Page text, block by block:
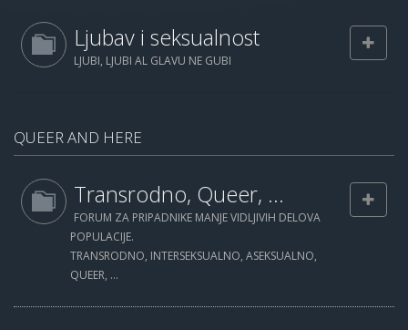
Ljubav i seksualnost
LJUBI, LJUBI AL GLAVU NE GUBI
QUEER AND HERE
Transrodno, Queer, ...
FORUM ZA PRIPADNIKE MANJE VIDLJIVIH DELOVA
POPULACIJE.
TRANSRODNO, INTERSEKSUALNO, ASEKSUALNO,
QUEER, ...